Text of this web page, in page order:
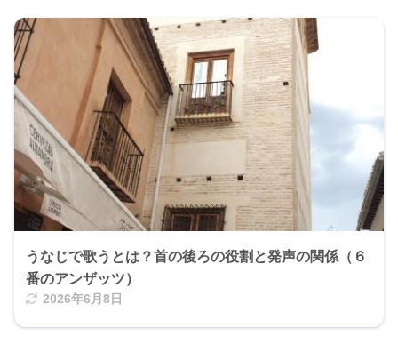
うなじで歌うとは？首の後ろの役割と発声の関係（６
番のアンザッツ）
2026年6月8日